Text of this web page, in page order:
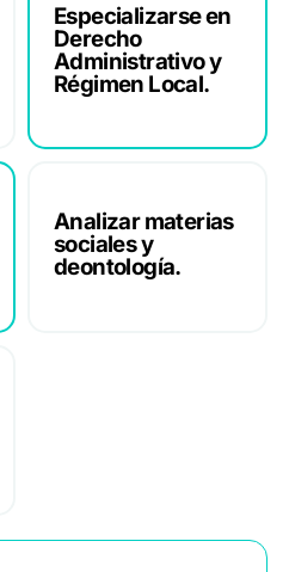
Especializarse en
Derecho
Administrativo y
Régimen Local.
Analizar materias
sociales y
deontología.